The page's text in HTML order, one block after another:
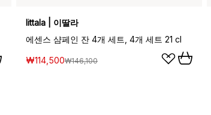
Iittala | 이딸라
에센스 샴페인 잔 4개 세트, 4개 세트 21 cl
₩114,500₩146,100